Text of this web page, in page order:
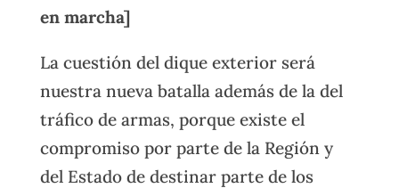
en marcha]
La cuestión del dique exterior será
nuestra nueva batalla además de la del
tráfico de armas, porque existe el
compromiso por parte de la Región y
del Estado de destinar parte de los